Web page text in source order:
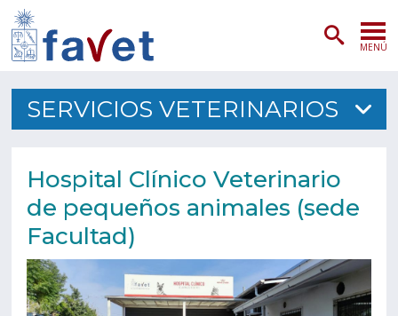
MENÚ
PORTADA
PREGRADO
POSTGRADO
INVESTIGACIÓN
EXTENSIÓN
SERVICIOS VETERINARIOS
Hospital Clínico Veterinario
de pequeños animales (sede
Facultad)